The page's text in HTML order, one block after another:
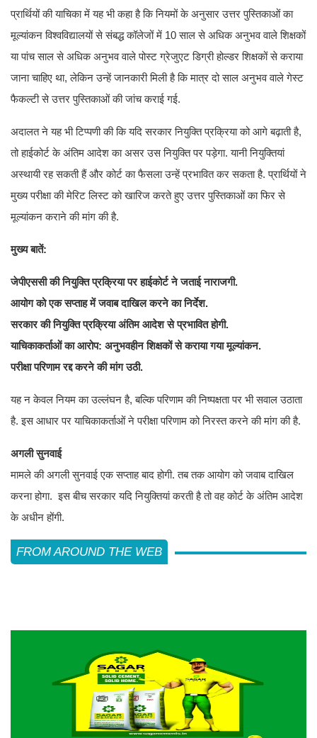
प्रार्थियों की याचिका में यह भी कहा है कि नियमों के अनुसार उत्तर पुस्तिकाओं का
मूल्यांकन विश्वविद्यालयों से संबद्ध कॉलेजों में 10 साल से अधिक अनुभव वाले शिक्षकों
या पांच साल से अधिक अनुभव वाले पोस्ट ग्रेजुएट डिग्री होल्डर शिक्षकों से कराया
जाना चाहिए था, लेकिन उन्हें जानकारी मिली है कि मात्र दो साल अनुभव वाले गेस्ट
फैकल्टी से उत्तर पुस्तिकाओं की जांच कराई गई.
अदालत ने यह भी टिप्पणी की कि यदि सरकार नियुक्ति प्रक्रिया को आगे बढ़ाती है,
तो हाईकोर्ट के अंतिम आदेश का असर उस नियुक्ति पर पड़ेगा. यानी नियुक्तियां
अस्थायी रह सकती हैं और कोर्ट का फैसला उन्हें प्रभावित कर सकता है. प्रार्थियों ने
मुख्य परीक्षा की मेरिट लिस्ट को खारिज करते हुए उत्तर पुस्तिकाओं का फिर से
मूल्यांकन कराने की मांग की है.
मुख्य बातें:
जेपीएससी की नियुक्ति प्रक्रिया पर हाईकोर्ट ने जताई नाराजगी.
आयोग को एक सप्ताह में जवाब दाखिल करने का निर्देश.
सरकार की नियुक्ति प्रक्रिया अंतिम आदेश से प्रभावित होगी.
याचिकाकर्ताओं का आरोप: अनुभवहीन शिक्षकों से कराया गया मूल्यांकन.
परीक्षा परिणाम रद्द करने की मांग उठी.
यह न केवल नियम का उल्लंघन है, बल्कि परिणाम की निष्पक्षता पर भी सवाल उठाता
है. इस आधार पर याचिकाकर्ताओं ने परीक्षा परिणाम को निरस्त करने की मांग की है.
अगली सुनवाई
मामले की अगली सुनवाई एक सप्ताह बाद होगी. तब तक आयोग को जवाब दाखिल
करना होगा. इस बीच सरकार यदि नियुक्तियां करती है तो वह कोर्ट के अंतिम आदेश
के अधीन होंगी.
FROM AROUND THE WEB